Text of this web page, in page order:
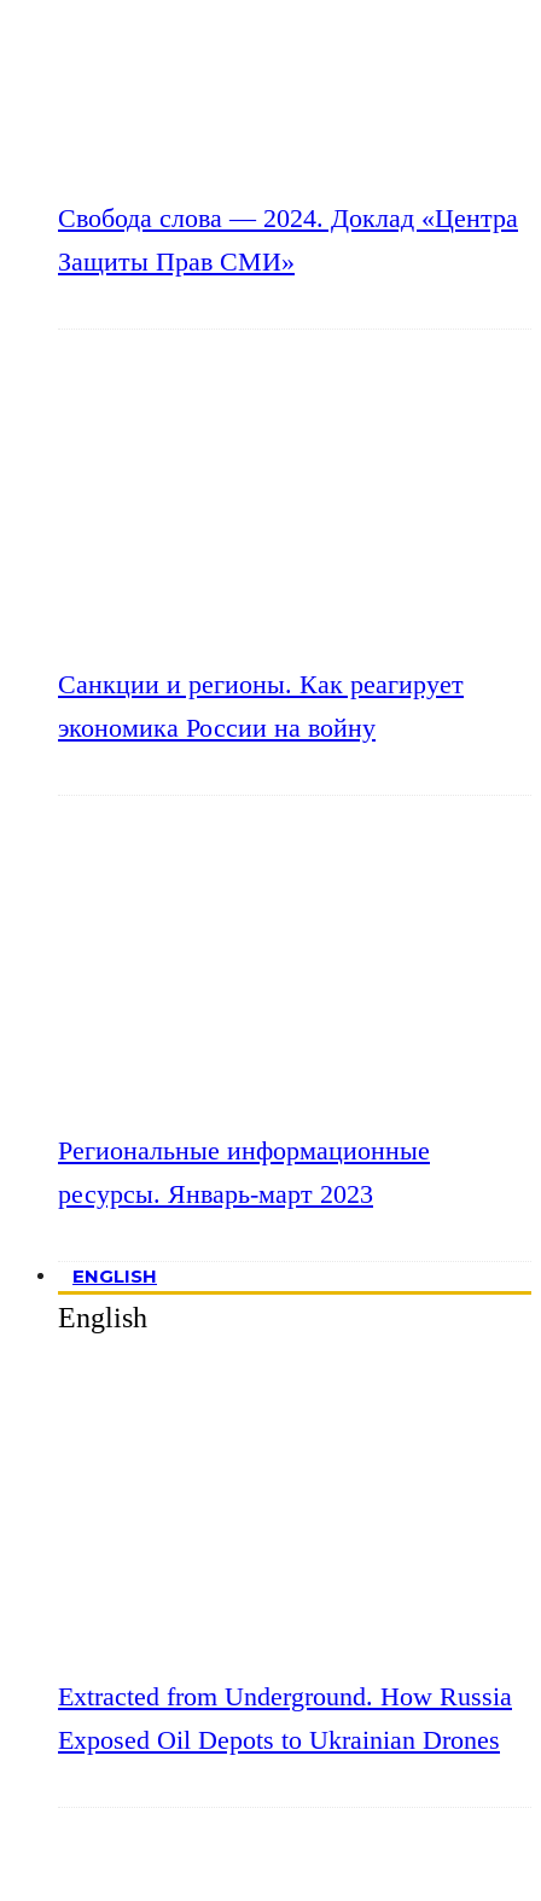
Свобода слова — 2024. Доклад «Центра
Защиты Прав СМИ»
Санкции и регионы. Как реагирует
экономика России на войну
Региональные информационные
ресурсы. Январь-март 2023
ENGLISH
English
Extracted from Underground. How Russia
Exposed Oil Depots to Ukrainian Drones